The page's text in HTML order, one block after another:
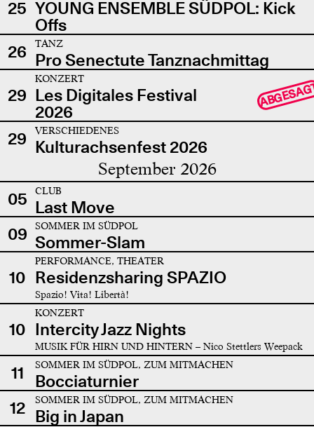
25 YOUNG ENSEMBLE SÜDPOL: Kick
Offs
26
TANZ
Pro Senectute Tanznachmittag
29
KONZERT
Les Digitales Festival
2026
29 VERSCHIEDENES
Kulturachsenfest 2026
September 2026
05 CLUB
Last Move
09
SOMMER IM SÜDPOL
Sommer-Slam
10
PERFORMANCE, THEATER
Residenzsharing SPAZIO
Spazio! Vita! Libertà!
10
KONZERT
Intercity Jazz Nights
MUSIK FÜR HIRN UND HINTERN – Nico Stettlers Weepack
11 SOMMER IM SÜDPOL, ZUM MITMACHEN
Bocciaturnier
12
SOMMER IM SÜDPOL, ZUM MITMACHEN
Big in Japan